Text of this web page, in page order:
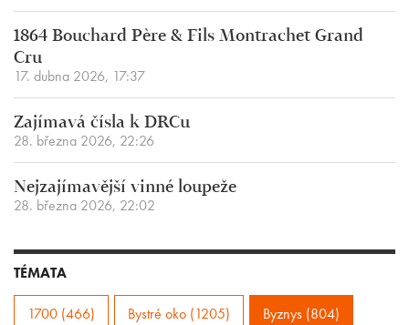
1864 Bouchard Père & Fils Montrachet Grand
Cru
17. dubna 2026, 17:37
Zajímavá čísla k DRCu
28. března 2026, 22:26
Nejzajímavější vinné loupeže
28. března 2026, 22:02
TÉMATA
1700 (466) Bystré oko (1205) Byznys (804)